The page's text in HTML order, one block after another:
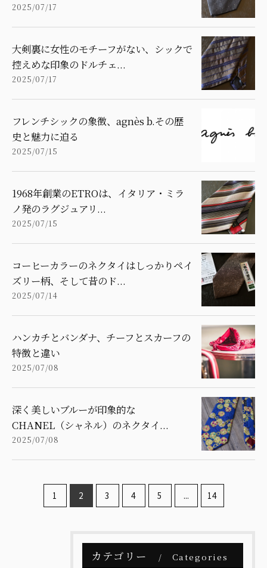
2025/07/17
大剣裏に女性のモチーフがない、シックで
控えめな印象のドルチェ...
2025/07/17
フレンチシックの象徴、agnès b.その歴
史と魅力に迫る
2025/07/15
1968年創業のETROは、イタリア・ミラ
ノ発のラグジュアリ...
2025/07/15
コーヒーカラーのネクタイはしっかりペイ
ズリー柄、そして昔のド...
2025/07/14
ハンカチとバンダナ、チーフとスカーフの
特徴と違い
2025/07/08
深く美しいブルーが印象的な
CHANEL（シャネル）のネクタイ...
2025/07/08
1 2 3 4 5 ... 14
カテゴリー Categories